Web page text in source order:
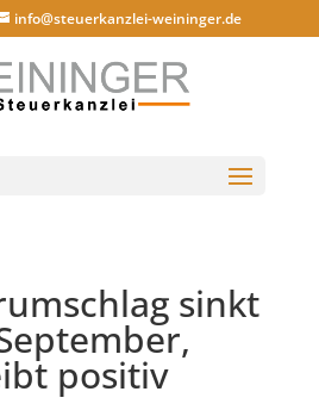
info@steuerkanzlei-weininger.de
sinkt
positiv